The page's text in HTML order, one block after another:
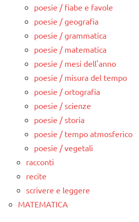
poesie / fiabe e favole
poesie / geografia
poesie / grammatica
poesie / matematica
poesie / mesi dell'anno
poesie / misura del tempo
poesie / ortografia
poesie / scienze
poesie / storia
poesie / tempo atmosferico
poesie / vegetali
racconti
recite
scrivere e leggere
MATEMATICA